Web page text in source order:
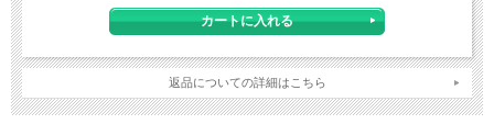
広告文責:
株式会社 フクエイ 03-5311-6550
※パッケージが変更になることがございます。予めご了承ください。
区分 日本製・食品
返品についての詳細はこちら